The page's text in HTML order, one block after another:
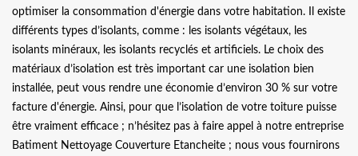
optimiser la consommation d'énergie dans votre habitation. Il existe
différents types d’isolants, comme : les isolants végétaux, les
isolants minéraux, les isolants recyclés et artificiels. Le choix des
matériaux d’isolation est très important car une isolation bien
installée, peut vous rendre une économie d’environ 30 % sur votre
facture d'énergie. Ainsi, pour que l’isolation de votre toiture puisse
être vraiment efficace ; n’hésitez pas à faire appel à notre entreprise
Batiment Nettoyage Couverture Etancheite ; nous vous fournirons